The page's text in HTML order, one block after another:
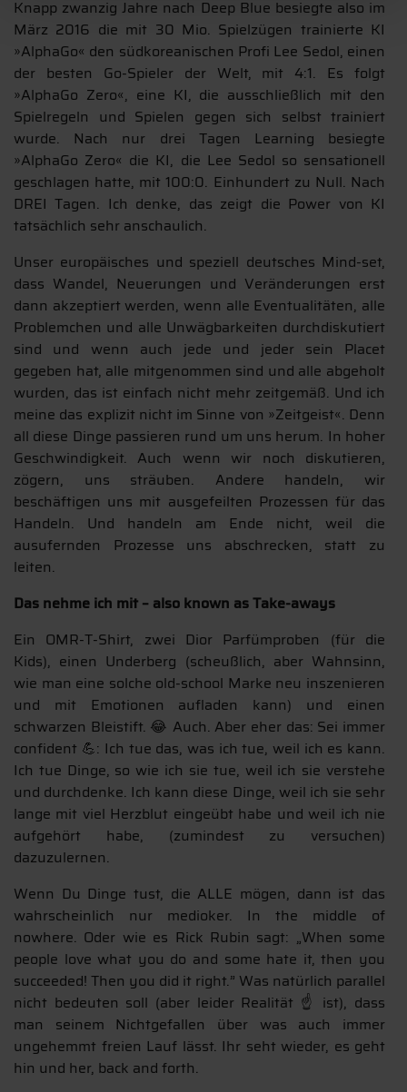
Knapp zwanzig Jahre nach Deep Blue besiegte also im
März 2016 die mit 30 Mio. Spielzügen trainierte KI
»AlphaGo« den südkoreanischen Profi Lee Sedol, einen
der besten Go-Spieler der Welt, mit 4:1. Es folgt
»AlphaGo Zero«, eine KI, die ausschließlich mit den
Spielregeln und Spielen gegen sich selbst trainiert
wurde. Nach nur drei Tagen Learning besiegte
»AlphaGo Zero« die KI, die Lee Sedol so sensationell
geschlagen hatte, mit 100:0. Einhundert zu Null. Nach
DREI Tagen. Ich denke, das zeigt die Power von KI
tatsächlich sehr anschaulich.
Unser europäisches und speziell deutsches Mind-set,
dass Wandel, Neuerungen und Veränderungen erst
dann akzeptiert werden, wenn alle Eventualitäten, alle
Problemchen und alle Unwägbarkeiten durchdiskutiert
sind und wenn auch jede und jeder sein Placet
gegeben hat, alle mitgenommen sind und alle abgeholt
wurden, das ist einfach nicht mehr zeitgemäß. Und ich
meine das explizit nicht im Sinne von »Zeitgeist«. Denn
all diese Dinge passieren rund um uns herum. In hoher
Geschwindigkeit. Auch wenn wir noch diskutieren,
zögern, uns sträuben. Andere handeln, wir
beschäftigen uns mit ausgefeilten Prozessen für das
Handeln. Und handeln am Ende nicht, weil die
ausufernden Prozesse uns abschrecken, statt zu
leiten.
Das nehme ich mit – also known as Take-aways
Ein OMR-T-Shirt, zwei Dior Parfümproben (für die
Kids), einen Underberg (scheußlich, aber Wahnsinn,
wie man eine solche old-school Marke neu inszenieren
und mit Emotionen aufladen kann) und einen
schwarzen Bleistift. 😂 Auch. Aber eher das: Sei immer
confident 💪: Ich tue das, was ich tue, weil ich es kann.
Ich tue Dinge, so wie ich sie tue, weil ich sie verstehe
und durchdenke. Ich kann diese Dinge, weil ich sie sehr
lange mit viel Herzblut eingeübt habe und weil ich nie
aufgehört habe, (zumindest zu versuchen)
dazuzulernen.
Wenn Du Dinge tust, die ALLE mögen, dann ist das
wahrscheinlich nur medioker. In the middle of
nowhere. Oder wie es Rick Rubin sagt: „When some
people love what you do and some hate it, then you
succeeded! Then you did it right.” Was natürlich parallel
nicht bedeuten soll (aber leider Realität ☝ ist), dass
man seinem Nichtgefallen über was auch immer
ungehemmt freien Lauf lässt. Ihr seht wieder, es geht
hin und her, back and forth.